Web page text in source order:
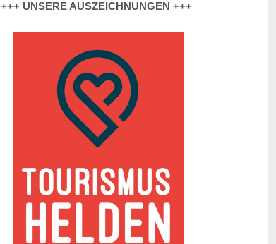
+++ UNSERE AUSZEICHNUNGEN +++